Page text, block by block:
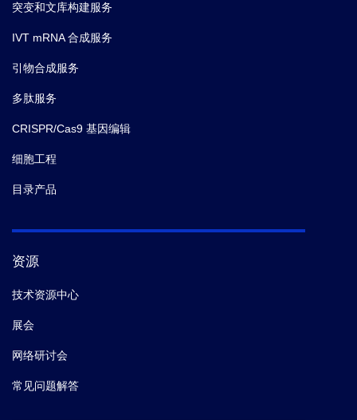
突变和文库构建服务
IVT mRNA 合成服务
引物合成服务
多肽服务
CRISPR/Cas9 基因编辑
细胞工程
目录产品
资源
技术资源中心
展会
网络研讨会
常见问题解答